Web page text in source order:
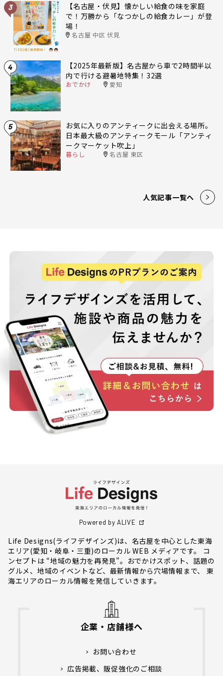
3
【名古屋・伏見】懐かしい給食の味を家庭
で！万勝から「なつかしの給食カレー」が登
場！
名古屋 中区 伏見
4
【2025年最新版】名古屋から車で2時間半以
内で行ける避暑地特集！32選
おでかけ 愛知
5
お気に入りのアンティークに出会える場所。
日本最大級のアンティークモール「アンティ
ークマーケット吹上」
暮らし 名古屋 東区
人気記事一覧へ
Powered by ALIVE
Life Designs(ライフデザインズ)は、名古屋を中心とした東海
エリア(愛知・岐阜・三重)のローカル WEB メディアです。 コ
ンセプトは “地域の魅力を再発見”。おでかけスポット、話題の
グルメ、地域のイベントなど、最新情報から穴場情報まで、 東
海エリアのローカル情報を発信していきます。
企業・店舗様へ
お問い合わせ
広告掲載、販促強化のご相談